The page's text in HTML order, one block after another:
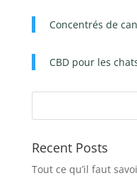
Concentrés de
CBD pour les
Recent Posts
Tout ce qu’il faut